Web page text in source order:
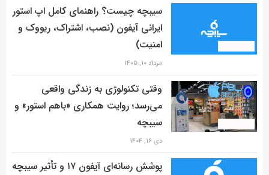
سیبچه چیست؟ راهنمای کامل اپ استور
ایرانی آیفون (نصب، اشتراک، ریووک و
امنیت)
مرداد ۱۰, ۱۴۰۵
وقتی تکنولوژی به زندگی واقعی
می‌رسد؛ روایت همکاری «باهم استور» و
سیبچه
دی ۱۶, ۱۴۰۴
پوشش رسانه‌ای آیفون ۱۷ و تأثیر سیبچه